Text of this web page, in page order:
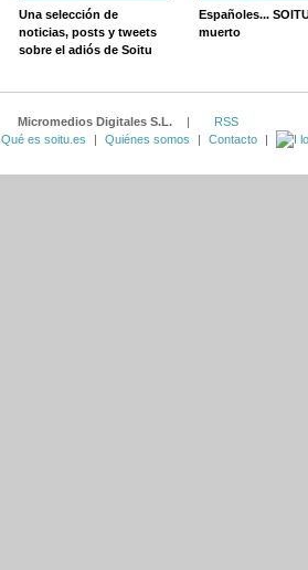
Una selección de
noticias, posts y tweets
sobre el adiós de Soitu
Españoles...
muerto
Micromedios Digitales S.L. |
RSS
Qué es soitu.es
| Quiénes somos | Contacto |